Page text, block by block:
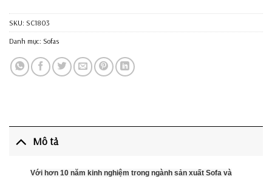
SKU: SC1803
Danh mục: Sofas
Mô tả
Với hơn 10 năm kinh nghiệm trong ngành sản xuất Sofa và